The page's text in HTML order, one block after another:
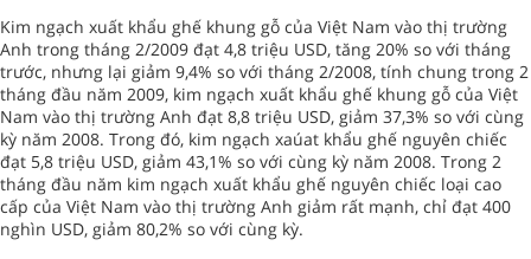
Kim ngạch xuất khẩu ghế khung gỗ của Việt Nam vào thị trường
Anh trong tháng 2/2009 đạt 4,8 triệu USD, tăng 20% so với tháng
trước, nhưng lại giảm 9,4% so với tháng 2/2008, tính chung trong 2
tháng đầu năm 2009, kim ngạch xuất khẩu ghế khung gỗ của Việt
Nam vào thị trường Anh đạt 8,8 triệu USD, giảm 37,3% so với cùng
kỳ năm 2008. Trong đó, kim ngạch xaúat khẩu ghế nguyên chiếc
đạt 5,8 triệu USD, giảm 43,1% so với cùng kỳ năm 2008. Trong 2
tháng đầu năm kim ngạch xuất khẩu ghế nguyên chiếc loại cao
cấp của Việt Nam vào thị trường Anh giảm rất mạnh, chỉ đạt 400
nghìn USD, giảm 80,2% so với cùng kỳ.